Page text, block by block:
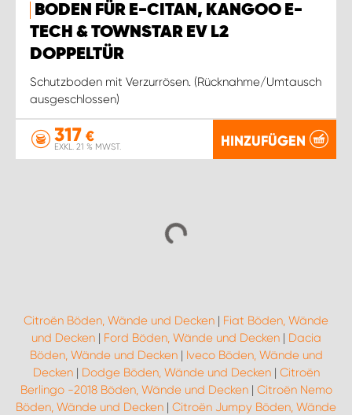
BODEN FÜR E-CITAN, KANGOO E-
TECH & TOWNSTAR EV L2
DOPPELTÜR
Schutzboden mit Verzurrösen. (Rücknahme/Umtausch
ausgeschlossen)
317 €
EXKL. 21 % MWST. HINZUFÜGEN
Citroën Böden, Wände und Decken | Fiat Böden, Wände
und Decken| Ford Böden, Wände und Decken| Dacia
Böden, Wände und Decken| Iveco Böden, Wände und
Decken| Dodge Böden, Wände und Decken| Citroën
Berlingo -2018 Böden, Wände und Decken| Citroën Nemo
Böden, Wände und Decken | Citroën Jumpy Böden, Wände